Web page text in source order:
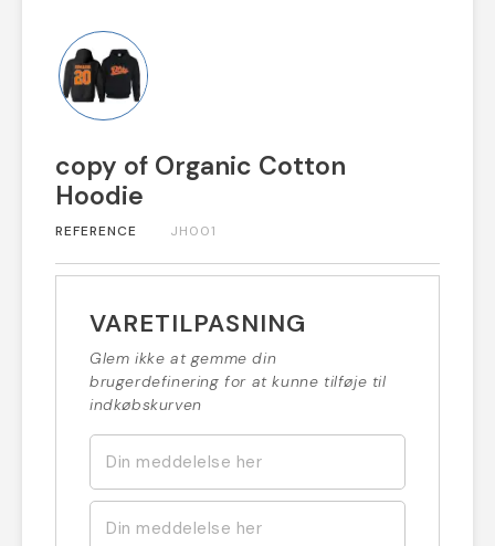
copy of Organic Cotton
Hoodie
REFERENCE JH001
VARETILPASNING
Glem ikke at gemme din
brugerdefinering for at kunne tilføje til
indkøbskurven